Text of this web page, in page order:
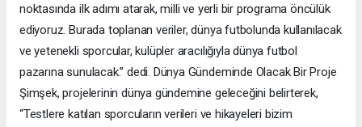
noktasında ilk adımı atarak, milli ve yerli bir programa öncülük
ediyoruz. Burada toplanan veriler, dünya futbolunda kullanılacak
ve yetenekli sporcular, kulüpler aracılığıyla dünya futbol
pazarına sunulacak.” dedi. Dünya Gündeminde Olacak Bir Proje
Şimşek, projelerinin dünya gündemine geleceğini belirterek,
“Testlere katılan sporcuların verileri ve hikayeleri bizim